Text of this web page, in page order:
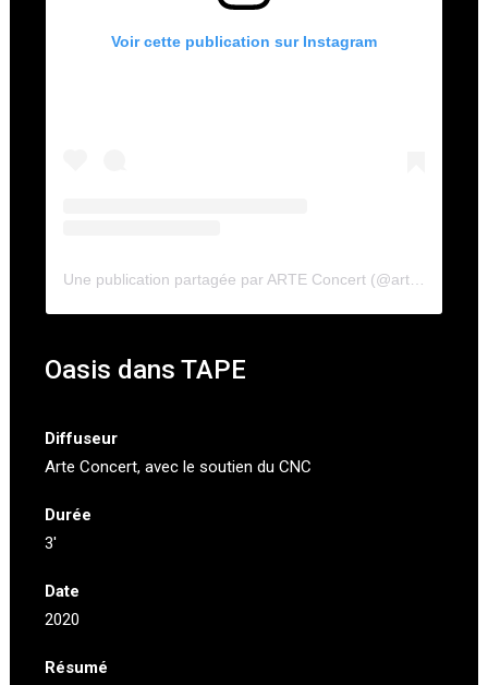
Voir cette publication sur Instagram
Oasis dans TAPE
Diffuseur
Arte Concert, avec le soutien du CNC
Durée
3′
Date
2020
Résumé